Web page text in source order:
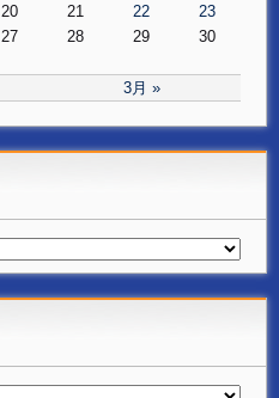
3月 »
20 21 22
23
27 28 29
30